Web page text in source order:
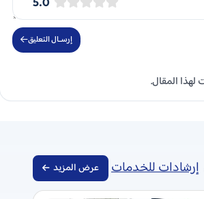
إرســال التعليق
لهذا المقال.
إرشادات للخدمات عرض المزيد